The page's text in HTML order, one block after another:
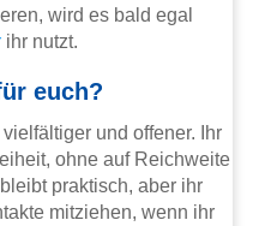
wird es bald egal
ihr nutzt.
euch?
und offener. Ihr
ohne auf Reichweite
praktisch, aber ihr
mitziehen, wenn ihr